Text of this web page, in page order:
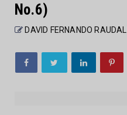
No.6)
DAVID FERNANDO